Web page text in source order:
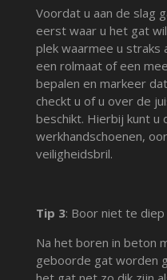
Voordat u aan de slag
eerst waar u het gat
plek waarmee u straks
een rolmaat of een
bepalen en markeer
checkt u of u over de
beschikt. Hierbij kunt u
werkhandschoenen,
veiligheidsbril.
Tip 3: Boor niet te diep
Na het boren in beton
geboorde gat worden